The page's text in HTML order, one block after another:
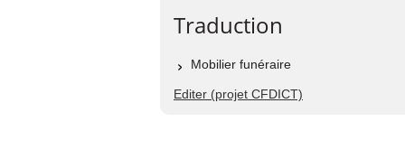
Traduction
Mobilier funéraire
Editer (projet CFDICT)